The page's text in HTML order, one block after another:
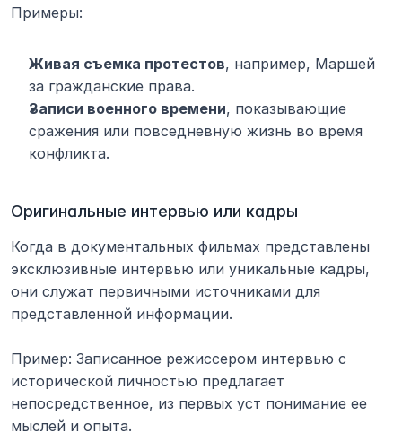
Примеры:
Живая съемка протестов, например, Маршей
за гражданские права.
Записи военного времени, показывающие
сражения или повседневную жизнь во время
конфликта.
Оригинальные интервью или кадры
Когда в документальных фильмах представлены
эксклюзивные интервью или уникальные кадры,
они служат первичными источниками для
представленной информации.
Пример: Записанное режиссером интервью с
исторической личностью предлагает
непосредственное, из первых уст понимание ее
мыслей и опыта.